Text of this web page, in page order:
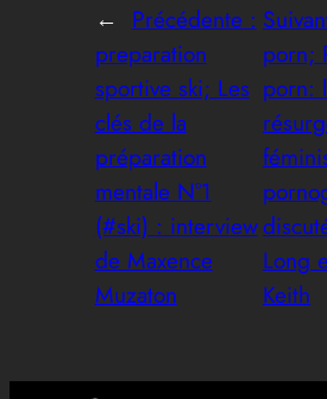
← Précédente :
preparation
sportive ski; Les
clés de la
préparation
mentale N°1
(#ski) : interview
de Maxence
Muzaton
porn;
porn:
Long
Keith